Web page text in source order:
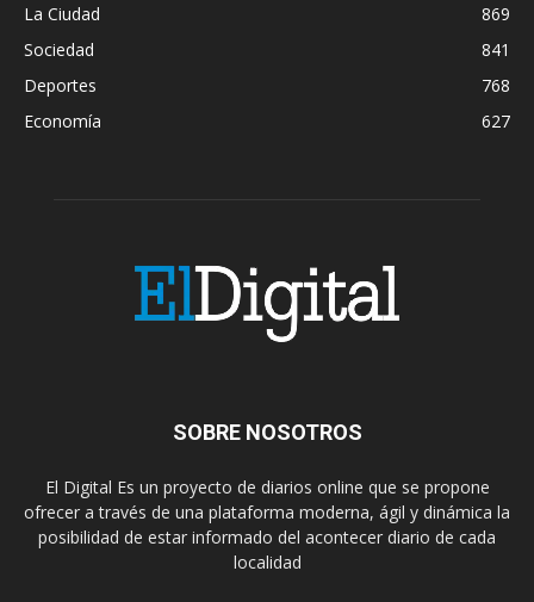
La Ciudad
869
Sociedad
841
Deportes
768
Economía
627
SOBRE NOSOTROS
El Digital Es un proyecto de diarios online que se propone
ofrecer a través de una plataforma moderna, ágil y dinámica la
posibilidad de estar informado del acontecer diario de cada
localidad